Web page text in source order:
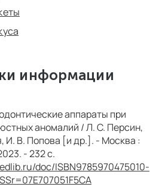
информации
аппараты при
аномалий / Л. С. Персин,
И. В. Попова [и др.]. - Москва :
- 232 с.
doc/ISBN9785970475010-